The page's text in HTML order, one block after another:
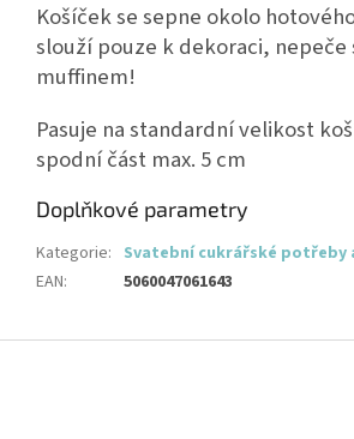
Košíček se sepne okolo
slouží pouze k dekoraci, nepeče
muffinem!
Pasuje na standardní velikost
spodní část max. 5 cm
Doplňkové parametry
Kategorie: Svatební cukrářské potřeby
EAN: 5060047061643